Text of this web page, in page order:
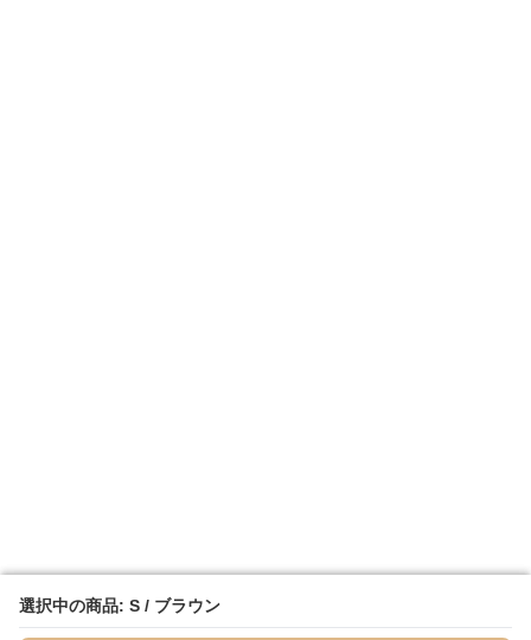
選択中の商品: S / ブラウン
選択中の商品: S / ブラウン